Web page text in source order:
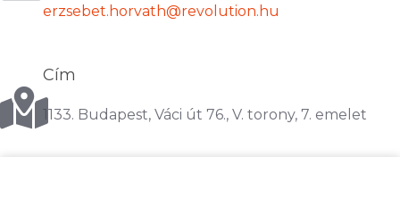
erzsebet.horvath@revolution.hu
Cím
1133. Budapest, Váci út 76., V. torony, 7. emelet